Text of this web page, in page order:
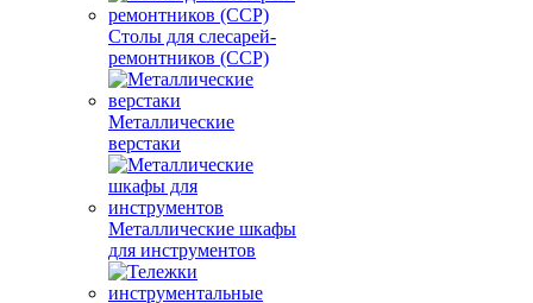
Столы для слесарей-
ремонтников (ССР)
Металлические
верстаки
Металлические шкафы
для инструментов